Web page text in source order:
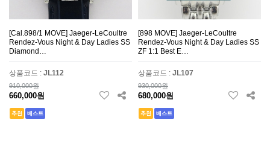
[Cal.898/1 MOVE] Jaeger-LeCoultre
Rendez-Vous Night & Day Ladies SS
Diamond…
상품코드 : JL112
910,000원
660,000원
추천 베스트
[898 MOVE] Jaeger-LeCoultre
Rendez-Vous Night & Day Ladies SS
ZF 1:1 Best E…
상품코드 : JL107
930,000원
680,000원
추천 베스트